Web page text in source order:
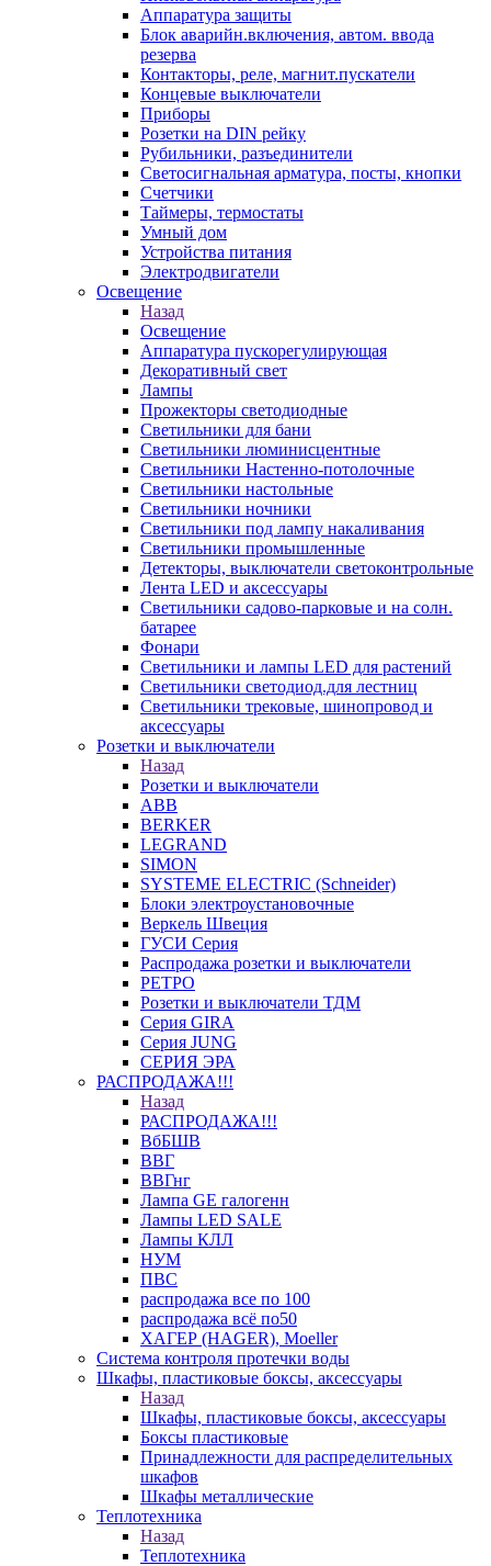
Аппаратура защиты
Блок аварийн.включения, автом. ввода
резерва
Контакторы, реле, магнит.пускатели
Концевые выключатели
Приборы
Розетки на DIN рейку
Рубильники, разъединители
Светосигнальная арматура, посты, кнопки
Счетчики
Таймеры, термостаты
Умный дом
Устройства питания
Электродвигатели
Освещение
Назад
Освещение
Аппаратура пускорегулирующая
Декоративный свет
Лампы
Прожекторы светодиодные
Светильники для бани
Светильники люминисцентные
Светильники Настенно-потолочные
Светильники настольные
Светильники ночники
Светильники под лампу накаливания
Светильники промышленные
Детекторы, выключатели светоконтрольные
Лента LED и аксессуары
Светильники садово-парковые и на солн.
батарее
Фонари
Светильники и лампы LED для растений
Светильники светодиод.для лестниц
Светильники трековые, шинопровод и
аксессуары
Розетки и выключатели
Назад
Розетки и выключатели
ABB
BERKER
LEGRAND
SIMON
SYSTEME ELECTRIC (Schneider)
Блоки электроустановочные
Веркель Швеция
ГУСИ Серия
Распродажа розетки и выключатели
РЕТРО
Розетки и выключатели ТДМ
Серия GIRA
Серия JUNG
СЕРИЯ ЭРА
РАСПРОДАЖА!!!
Назад
РАСПРОДАЖА!!!
ВбБШВ
ВВГ
ВВГнг
Лампа GE галогенн
Лампы LED SALE
Лампы КЛЛ
НУМ
ПВС
распродажа все по 100
распродажа всё по50
ХАГЕР (HAGER), Moeller
Система контроля протечки воды
Шкафы, пластиковые боксы, аксессуары
Назад
Шкафы, пластиковые боксы, аксессуары
Боксы пластиковые
Принадлежности для распределительных
шкафов
Шкафы металлические
Теплотехника
Назад
Теплотехника